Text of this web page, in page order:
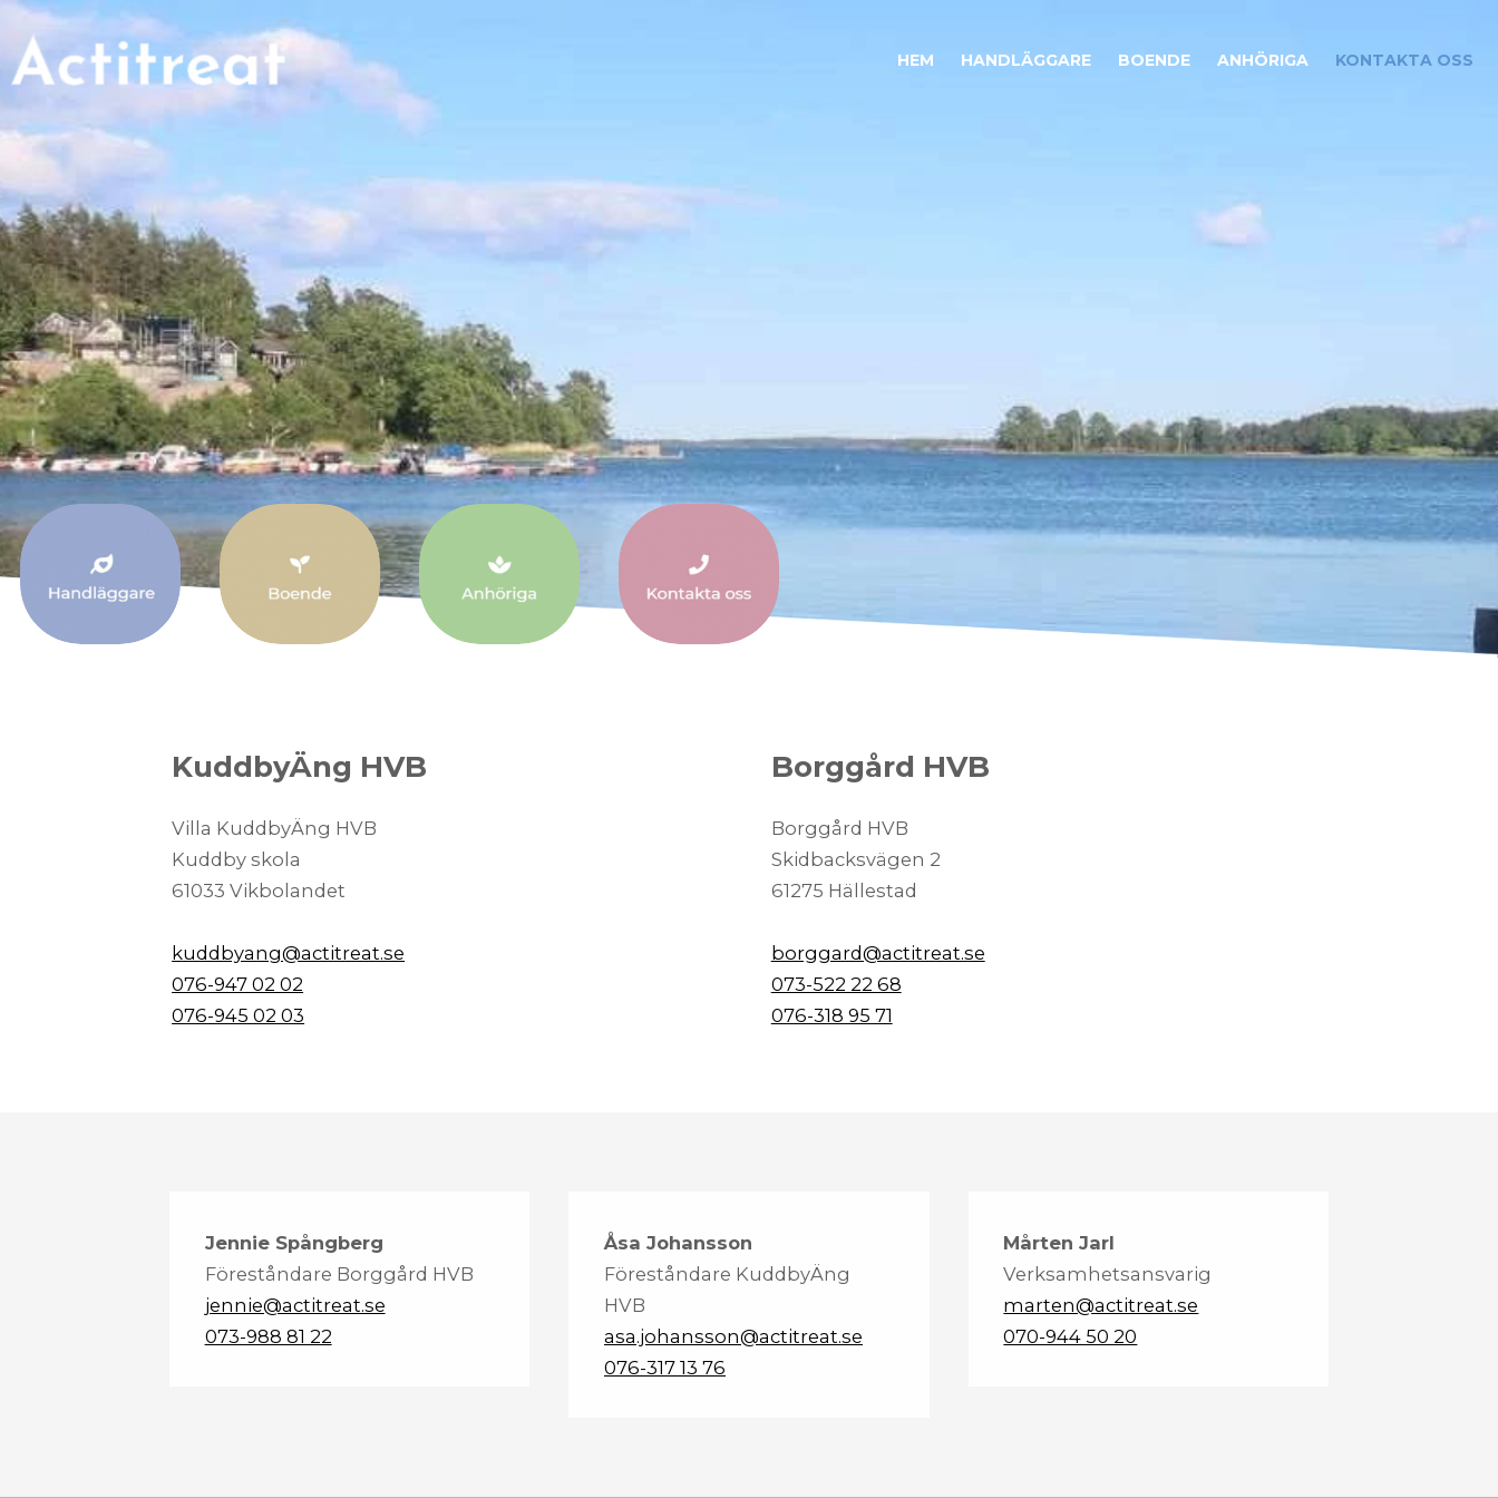
HEM HANDLÄGGARE BOENDE ANHÖRIGA KONTAKTA OSS
KuddbyÄng HVB
​​​​​​​Villa KuddbyÄng HVB
Kuddby skola
61033 Vikbolandet
kuddbyang@actitreat.se
076-947 02 02
076-945 02 03
Borggård HVB
​​​​​​​Borggård HVB
Skidbacksvägen 2
61275 Hällestad
borggard@actitreat.se
073-522 22 68
076-318 95 71
Jennie Spångberg
Föreståndare Borggård HVB
jennie@actitreat.se
073-988 81 22
Åsa Johansson
Föreståndare KuddbyÄng
HVB
asa.johansson@actitreat.se
076-317 13 76
Mårten Jarl
Verksamhetsansvarig
marten@actitreat.se
070-944 50 20